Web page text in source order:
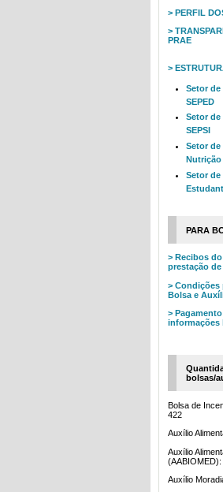
> PERFIL
>
PRAE
>
Setor
SEPED
Setor
SEPSI
Setor de
Nutrição
Setor
PARA
> Recibos
prestação
> Condições
Bolsa e
>
informações
bolsas/
Bolsa de
422
Auxílio
Auxílio
(AABIOMED):
Auxílio